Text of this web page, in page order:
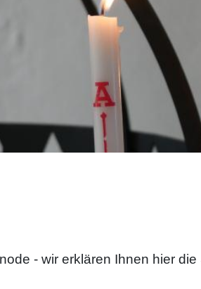
- wir erklären Ihnen hier